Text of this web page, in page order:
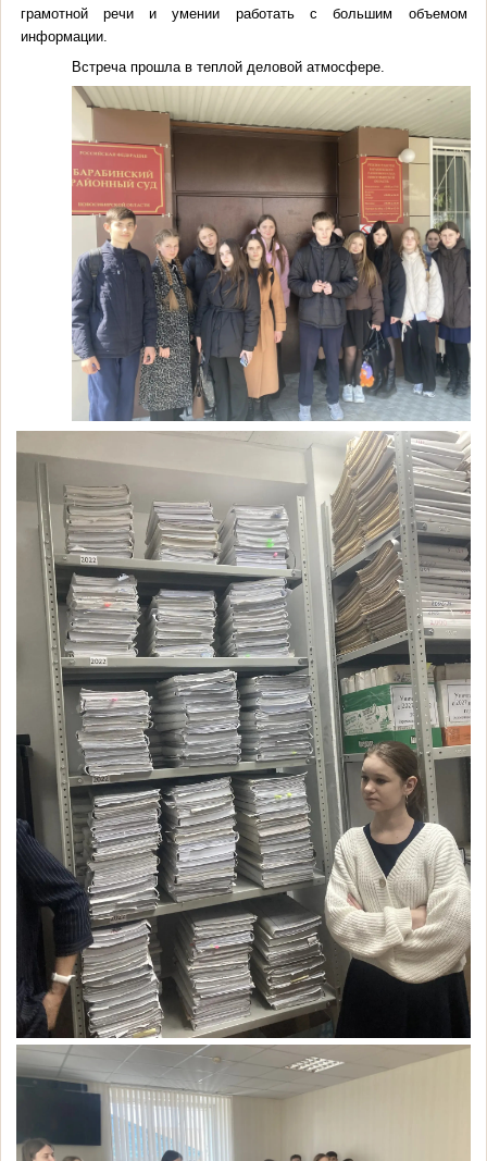
грамотной речи и умении работать с большим объемом
информации.
Встреча прошла в теплой деловой атмосфере.